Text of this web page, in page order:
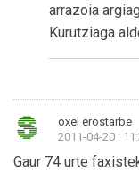
arrazoia
Kurutziaga
oxel erostarbe
2011-04-20 :
Gaur 74 urte